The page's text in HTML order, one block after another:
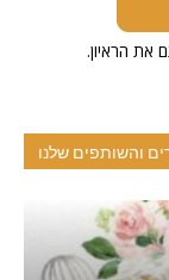
.פרויקט זה מיושם על ידי תרומות והתנדבות, אם אהבתם את הראיון
והשותפים שלנו